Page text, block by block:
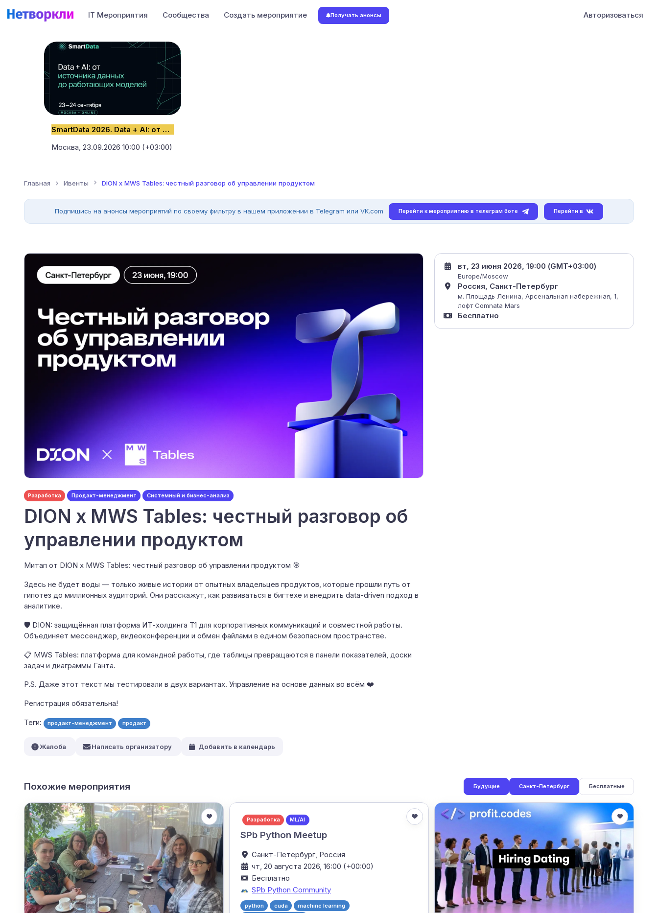
IT Мероприятия Сообщества Создать мероприятие Получать анонсы Авторизоваться
SmartData 2026. Data + AI: от источника данных до работающих моделей
Москва, 23.09.2026 10:00 (+03:00)
Главная Ивенты DION x MWS Tables: честный разговор об управлении продуктом
Подпишись на анонсы мероприятий по своему фильтру в нашем приложении в Telegram или VK.com Перейти к мероприятию в телеграм боте Перейти в
Разработка Продакт-менеджмент Системный и бизнес-анализ
DION x MWS Tables: честный разговор об
управлении продуктом
Митап от DION x MWS Tables: честный разговор об управлении продуктом 🎯
Здесь не будет воды — только живые истории от опытных владельцев продуктов, которые прошли путь от
гипотез до миллионных аудиторий. Они расскажут, как развиваться в бигтехе и внедрить data-driven подход в
аналитике.
🛡️ DION: защищённая платформа ИТ-холдинга Т1 для корпоративных коммуникаций и совместной работы.
Объединяет мессенджер, видеоконференции и обмен файлами в едином безопасном пространстве.
📋 MWS Tables: платформа для командной работы, где таблицы превращаются в панели показателей, доски
задач и диаграммы Ганта.
P.S. Даже этот текст мы тестировали в двух вариантах. Управление на основе данных во всём ❤️
Регистрация обязательна!
Теги: продакт-менеджмент продакт
вт, 23 июня 2026, 19:00 (GMT+03:00)
Europe/Moscow
Россия, Санкт-Петербург
м. Площадь Ленина, Арсенальная набережная, 1,
лофт Comnata Mars
Бесплатно
Жалоба Написать организатору Добавить в календарь
Похожие мероприятия Будущие Санкт-Петербург Бесплатные
Разработка ML/AI
SPb Python Meetup
Санкт-Петербург, Россия
чт, 20 августа 2026, 16:00 (+00:00)
Бесплатно
SPb Python Community
python cuda
machine learning